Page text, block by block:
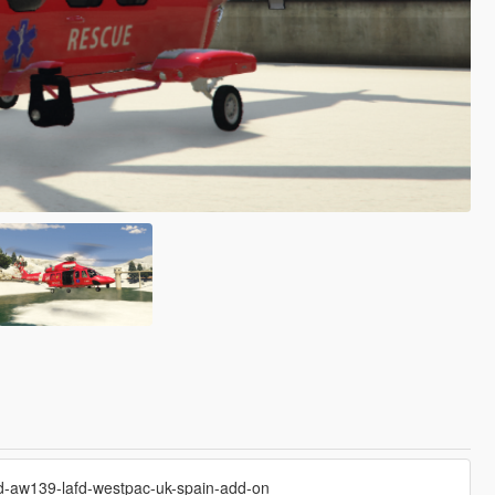
lafd-westpac-uk-spain-add-on